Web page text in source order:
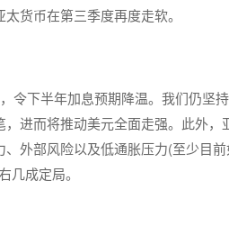
货币在第三季度再度走软。
令下半年加息预期降温。我们仍坚
进而将推动美元全面走强。此外
外部风险以及低通胀压力(至少目
几成定局。